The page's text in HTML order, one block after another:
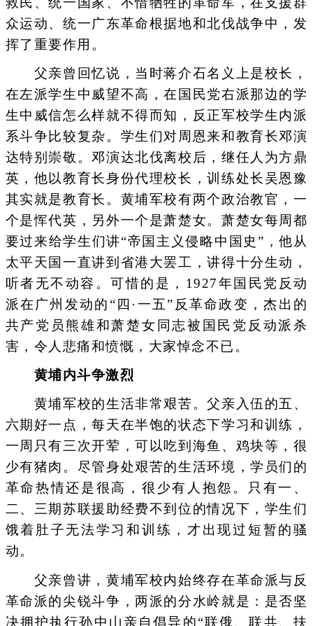
众运动、统一广东革命根据地和北伐战争中，发
挥了重要作用。
父亲曾回忆说，当时蒋介石名义上是校长，
在左派学生中威望不高，在国民党右派那边的学
生中威信怎么样就不得而知，反正军校学生内派
系斗争比较复杂。学生们对周恩来和教育长邓演
达特别崇敬。邓演达北伐离校后，继任人为方鼎
英，他以教育长身份代理校长，训练处长吴恩豫
其实就是教育长。黄埔军校有两个政治教官，一
个是恽代英，另外一个是萧楚女。萧楚女每周都
要过来给学生们讲“帝国主义侵略中国史”，他从
太平天国一直讲到省港大罢工，讲得十分生动，
听者无不动容。可惜的是，1927年国民党反动
派在广州发动的“四·一五”反革命政变，杰出的
共产党员熊雄和萧楚女同志被国民党反动派杀
害，令人悲痛和愤慨，大家悼念不已。
黄埔内斗争激烈
黄埔军校的生活非常艰苦。父亲入伍的五、
六期好一点，每天在半饱的状态下学习和训练，
一周只有三次开荤，可以吃到海鱼、鸡块等，很
少有猪肉。尽管身处艰苦的生活环境，学员们的
革命热情还是很高，很少有人抱怨。只有一、
二、三期苏联援助经费不到位的情况下，学生们
饿着肚子无法学习和训练，才出现过短暂的骚
动。
父亲曾讲，黄埔军校内始终存在革命派与反
革命派的尖锐斗争，两派的分水岭就是：是否坚
决拥护执行孙中山亲自倡导的“联俄、联共、扶